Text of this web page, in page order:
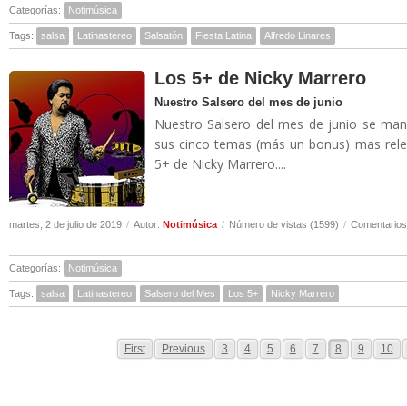
Categorías: Notimúsica
Tags: salsa Latinastereo Salsatón Fiesta Latina Alfredo Linares
Los 5+ de Nicky Marrero
Nuestro Salsero del mes de junio
Nuestro Salsero del mes de junio se
sus cinco temas (más un bonus) mas
5+ de Nicky Marrero....
martes, 2 de julio de 2019 / Autor: Notimúsica / Número de vistas (1599) /
Categorías: Notimúsica
Tags: salsa Latinastereo Salsero del Mes Los 5+ Nicky Marrero
First Previous 3 4 5 6 7 8 9 10